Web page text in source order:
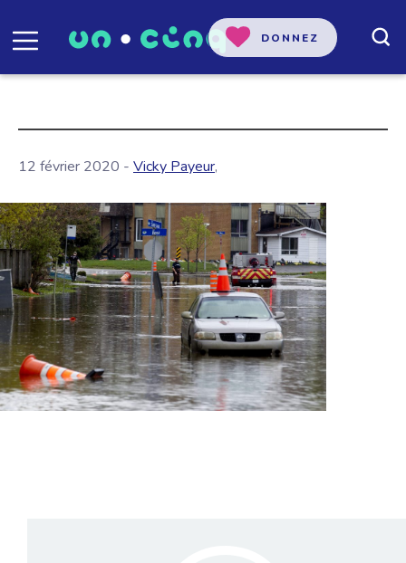
DONNEZ
12 février 2020 - Vicky Payeur,